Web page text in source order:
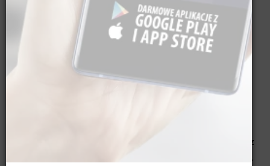
czołowi eksperci, aby wspólnie rozmawiać
o najważniejszych szansach i wyzwania stojących
przed reprezentowanym przez Związek POiD
sektorem gospodarki. Jak wygląda program
wydarzenia?
W tym roku program merytoryczny Kongresu Stolarki
przyjdzie czas na wieczorną Galę Orłów Polskiej Stolarki z
wręczeniem branżowych nagród. W przeddzień Kongresu,